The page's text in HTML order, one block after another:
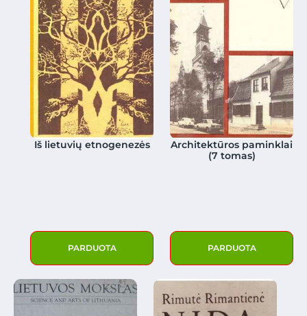
Iš lietuvių etnogenezės
PARDUOTA
Architektūros paminklai
(7 tomas)
PARDUOTA